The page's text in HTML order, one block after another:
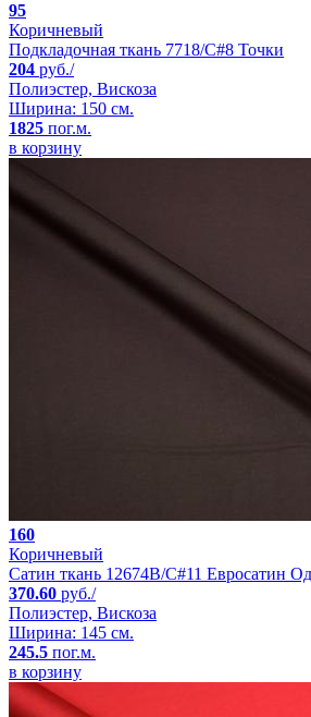
95
Коричневый
Подкладочная ткань 7718/C#8 Точки
204 руб./
Полиэстер, Вискоза
Ширина: 150 см.
1825 пог.м.
в корзину
160
Коричневый
Сатин ткань 12674B/C#11 Евросатин
370.60 руб./
Полиэстер, Вискоза
Ширина: 145 см.
245.5 пог.м.
в корзину